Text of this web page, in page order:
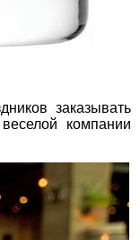
заказывать
компании